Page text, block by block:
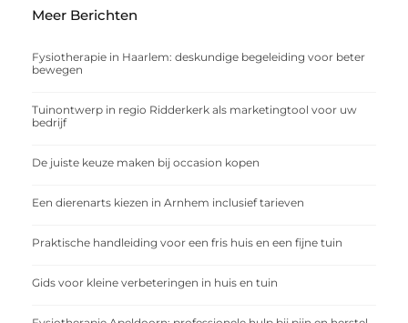
Meer Berichten
Fysiotherapie in Haarlem: deskundige begeleiding voor beter
bewegen
Tuinontwerp in regio Ridderkerk als marketingtool voor uw
bedrijf
De juiste keuze maken bij occasion kopen
Een dierenarts kiezen in Arnhem inclusief tarieven
Praktische handleiding voor een fris huis en een fijne tuin
Gids voor kleine verbeteringen in huis en tuin